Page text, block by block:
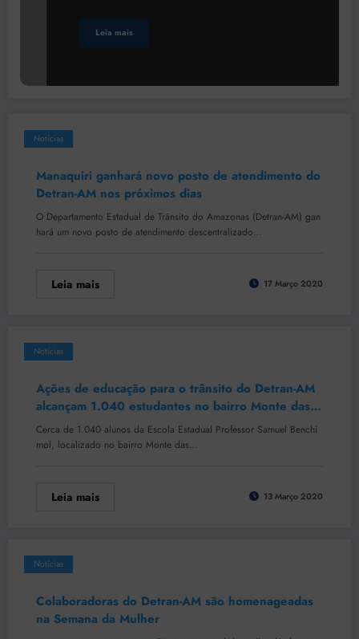
Leia mais
Notícias
Manaquiri ganhará novo posto de atendimento do
Detran-AM nos próximos dias
O Departamento Estadual de Trânsito do Amazonas (Detran-AM) gan
hará um novo posto de atendimento descentralizado…
Leia mais 17 Março 2020
Notícias
Ações de educação para o trânsito do Detran-AM
alcançam 1.040 estudantes no bairro Monte das
Oliveiras
Cerca de 1.040 alunos da Escola Estadual Professor Samuel Benchi
mol, localizado no bairro Monte das…
Leia mais 13 Março 2020
Notícias
Colaboradoras do Detran-AM são homenageadas
na Semana da Mulher